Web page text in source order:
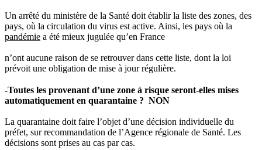
Un arrêté du ministère de la Santé doit établir la liste des zones, des
pays, où la circulation du virus est active. Ainsi, les pays où la
pandémie a été mieux jugulée qu’en France
n’ont aucune raison de se retrouver dans cette liste, dont la loi
prévoit une obligation de mise à jour régulière.
-Toutes les provenant d’une zone à risque seront-elles mises
automatiquement en quarantaine ? NON
La quarantaine doit faire l’objet d’une décision individuelle du
préfet, sur recommandation de l’Agence régionale de Santé. Les
décisions sont prises au cas par cas.